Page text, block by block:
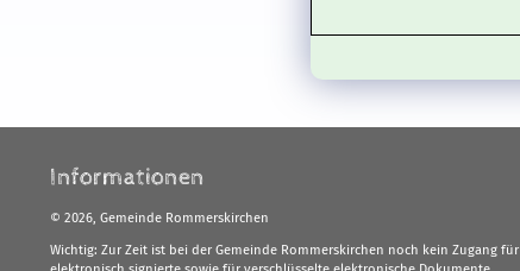
Informationen
© 2026, Gemeinde Rommerskirchen
Wichtig: Zur Zeit ist bei der Gemeinde Rommerskirchen noch kein Zugang für